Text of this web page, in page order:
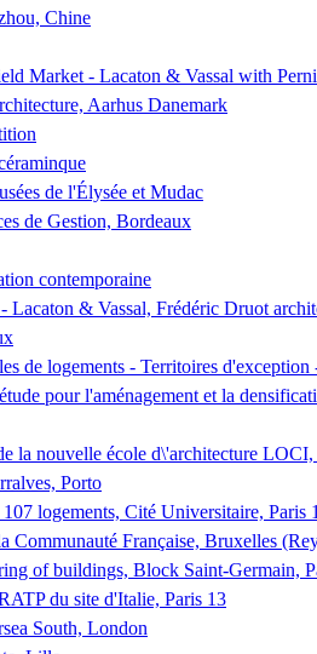
Chine
Market - Lacaton & Vassal with
Aarhus Danemark
de l'Élysée et Mudac
de Gestion, Bordeaux
contemporaine
Lacaton & Vassal, Frédéric Druot
de logements - Territoires
pour l'aménagement et la
la nouvelle école d\'architecture
Porto
logements, Cité Universitaire, Paris
Communauté Française, Bruxelles
of buildings, Block Saint-Germain,
du site d'Italie, Paris 13
South, London